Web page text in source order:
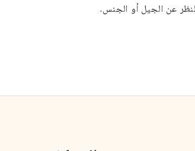
عن الجيل أو الجنس.